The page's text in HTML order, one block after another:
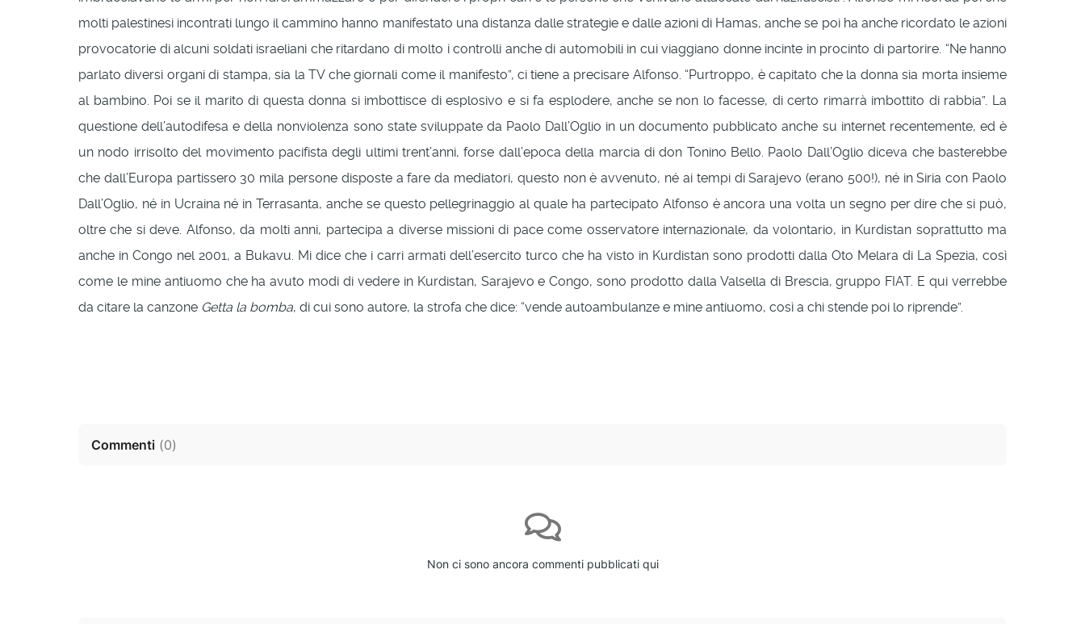
molti palestinesi incontrati lungo il cammino hanno manifestato una distanza dalle strategie e dalle azioni di Hamas, anche se poi ha anche ricordato le azioni
provocatorie di alcuni soldati israeliani che ritardano di molto i controlli anche di automobili in cui viaggiano donne incinte in procinto di partorire. “Ne hanno
parlato diversi organi di stampa, sia la TV che giornali come il manifesto”, ci tiene a precisare Alfonso. “Purtroppo, è capitato che la donna sia morta insieme
al bambino. Poi se il marito di questa donna si imbottisce di esplosivo e si fa esplodere, anche se non lo facesse, di certo rimarrà imbottito di rabbia”. La
questione dell’autodifesa e della nonviolenza sono state sviluppate da Paolo Dall’Oglio in un documento pubblicato anche su internet recentemente, ed è
un nodo irrisolto del movimento pacifista degli ultimi trent’anni, forse dall’epoca della marcia di don Tonino Bello. Paolo Dall’Oglio diceva che basterebbe
che dall’Europa partissero 30 mila persone disposte a fare da mediatori, questo non è avvenuto, né ai tempi di Sarajevo (erano 500!), né in Siria con Paolo
Dall’Oglio, né in Ucraina né in Terrasanta, anche se questo pellegrinaggio al quale ha partecipato Alfonso è ancora una volta un segno per dire che si può,
oltre che si deve. Alfonso, da molti anni, partecipa a diverse missioni di pace come osservatore internazionale, da volontario, in Kurdistan soprattutto ma
anche in Congo nel 2001, a Bukavu. Mi dice che i carri armati dell’esercito turco che ha visto in Kurdistan sono prodotti dalla Oto Melara di La Spezia, così
come le mine antiuomo che ha avuto modi di vedere in Kurdistan, Sarajevo e Congo, sono prodotto dalla Valsella di Brescia, gruppo FIAT. E qui verrebbe
da citare la canzone Getta la bomba, di cui sono autore, la strofa che dice: “vende autoambulanze e mine antiuomo, così a chi stende poi lo riprende”.
Commenti (0)
Non ci sono ancora commenti pubblicati qui